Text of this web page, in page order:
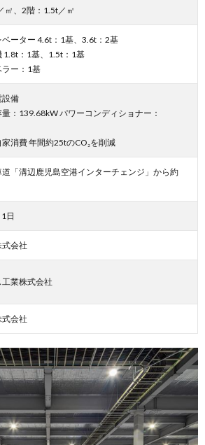
㎡、2階：1.5t／㎡
ーター 4.6t：1基、3.6t：2基
1.8t：1基、1.5t：1基
ラー：1基
設備
量：139.68kW パワーコンディショナー：
消費 年間約25tのCO₂を削減
道「溝辺鹿児島空港インターチェンジ」から約
日
会社
業株式会社
会社